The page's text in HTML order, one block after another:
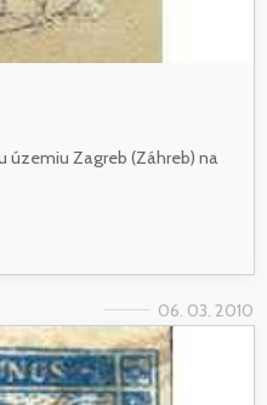
územiu Zagreb (Záhreb) na
06. 03. 2010